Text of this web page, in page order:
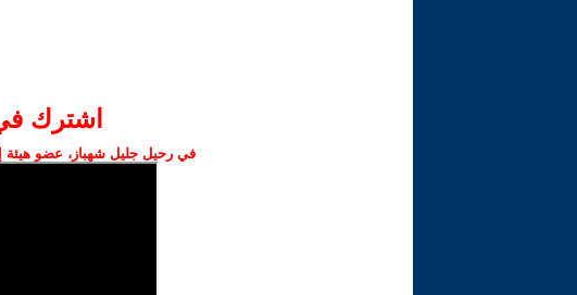
اشترك
في رحيل جليل شهباز، عضو هيئة